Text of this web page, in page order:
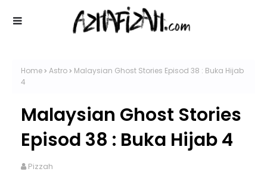
Home Astro
Malaysian Ghost Stories Episod 38 : Buka Hijab
4
Malaysian Ghost Stories
Episod 38 : Buka Hijab 4
Pizzah